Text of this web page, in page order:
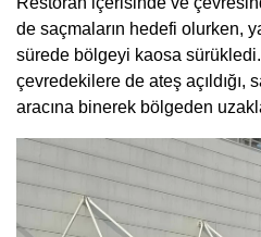
de saçmaların hedefi olurken,
sürede bölgeyi kaosa sürükledi.
çevredekilere de ateş açıldığı,
aracına binerek bölgeden